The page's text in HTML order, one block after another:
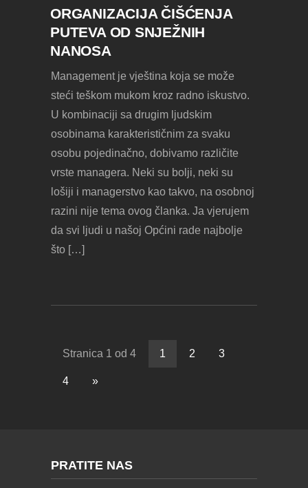
ORGANIZACIJA ČIŠĆENJA
PUTEVA OD SNJEŽNIH
NANOSA
Management je vještina koja se može
steći teškom mukom kroz radno iskustvo.
U kombinaciji sa drugim ljudskim
osobinama karakterističnim za svaku
osobu pojedinačno, dobivamo različite
vrste managera. Neki su bolji, neki su
lošiji i managerstvo kao takvo, na osobnoj
razini nije tema ovog članka. Ja vjerujem
da svi ljudi u našoj Općini rade najbolje
što […]
Stranica 1 od 4 1 2 3
4 »
PRATITE NAS